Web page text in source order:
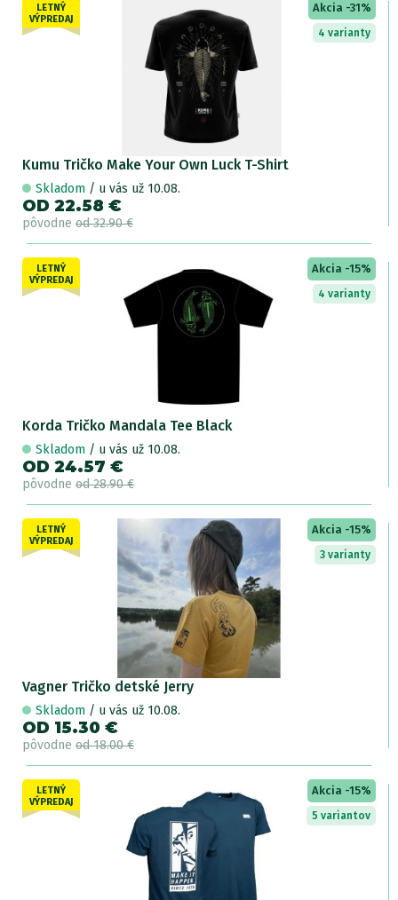
LETNÝ
VÝPREDAJ
Akcia -31%
4 varianty
Kumu Tričko Make Your Own Luck T-Shirt
Skladom / u vás už 10.08.
OD 22.58 €
pôvodne od 32.90 €
LETNÝ
VÝPREDAJ
Akcia -15%
4 varianty
Korda Tričko Mandala Tee Black
Skladom / u vás už 10.08.
OD 24.57 €
pôvodne od 28.90 €
LETNÝ
VÝPREDAJ
Akcia -15%
3 varianty
Vagner Tričko detské Jerry
Skladom / u vás už 10.08.
OD 15.30 €
pôvodne od 18.00 €
LETNÝ
VÝPREDAJ
Akcia -15%
5 variantov